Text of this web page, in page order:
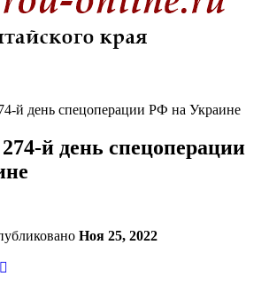
й день спецоперации РФ на Украине
й день спецоперации
Ноя 25, 2022